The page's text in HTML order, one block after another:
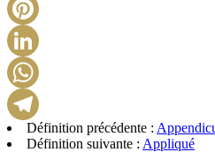
Définition précédente :
Définition suivante : Appliqué